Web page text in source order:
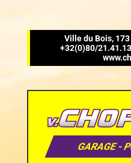
Ville du Bois,
+32(0)80/21.41.13
GARAGE -